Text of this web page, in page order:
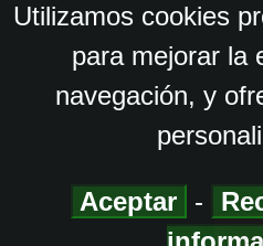
Utilizamos cookies
para mejorar la
navegación, y
Aceptar -